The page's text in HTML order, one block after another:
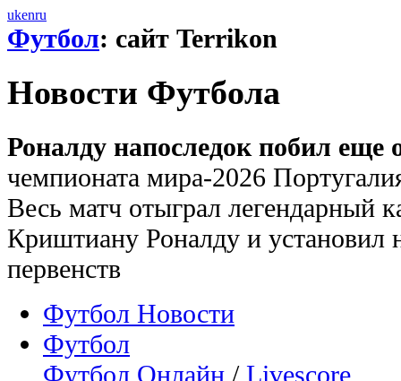
ukenru
Футбол: сайт Terrikon
Новости Футбола
Роналду напоследок побил еще
чемпионата мира-2026
Весь матч отыграл легендарный
Криштиану Роналду и установил
первенств
Футбол Новости
Футбол
Футбол Онлайн / Livescore